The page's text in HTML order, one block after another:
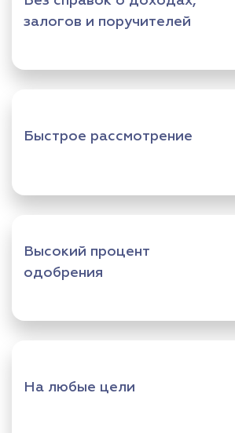
залогов и поручителей
Быстрое рассмотрение
Высокий процент
одобрения
На любые цели